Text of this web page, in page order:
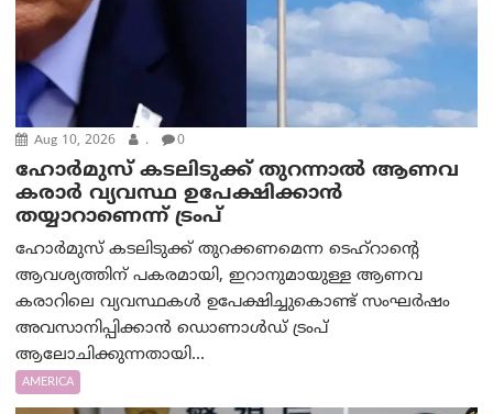
Aug 10, 2026 . 0
ഹോർമുസ് കടലിടുക്ക് തുറന്നാൽ ആണവ
കരാർ വ്യവസ്ഥ ഉപേക്ഷിക്കാൻ
തയ്യാറാണെന്ന് ട്രം‌പ്
ഹോർമുസ് കടലിടുക്ക് തുറക്കണമെന്ന ടെഹ്‌റാന്റെ
ആവശ്യത്തിന് പകരമായി, ഇറാനുമായുള്ള ആണവ
കരാറിലെ വ്യവസ്ഥകൾ ഉപേക്ഷിച്ചുകൊണ്ട് സംഘർഷം
അവസാനിപ്പിക്കാൻ ഡൊണാൾഡ് ട്രംപ്
ആലോചിക്കുന്നതായി...
AMERICA